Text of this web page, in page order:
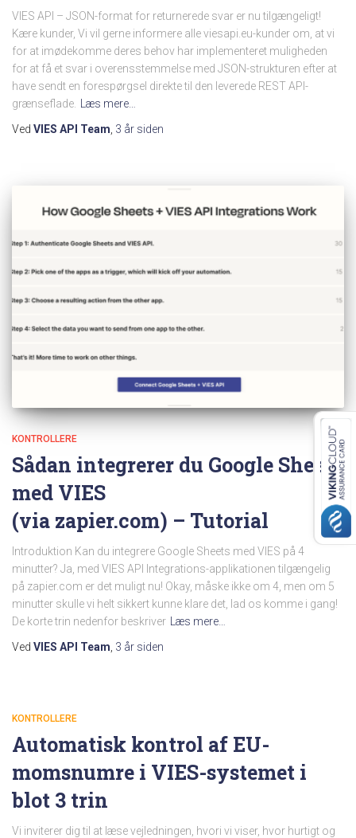
VIES API – JSON-format for returnerede svar er nu tilgængeligt!
Kære kunder, Vi vil gerne informere alle viesapi.eu-kunder om, at vi
for at imødekomme deres behov har implementeret muligheden
for at få et svar i overensstemmelse med JSON-strukturen efter at
have sendt en forespørgsel direkte til den leverede REST API-
grænseflade.
Læs mere…
Ved VIES API Team 3 år siden
KONTROLLERE
Sådan integrerer du Google Sheets
med VIES
(via zapier.com) – Tutorial
Introduktion Kan du integrere Google Sheets med VIES på 4
minutter? Ja, med VIES API Integrations-applikationen tilgængelig
på zapier.com er det muligt nu! Okay, måske ikke om 4, men om 5
minutter skulle vi helt sikkert kunne klare det, lad os komme i gang!
De korte trin nedenfor beskriver
Læs mere…
Ved VIES API Team 3 år siden
KONTROLLERE
Automatisk kontrol af EU-
momsnumre i VIES-systemet i
blot 3 trin
Vi inviterer dig til at læse vejledningen, hvori vi viser, hvor hurtigt og